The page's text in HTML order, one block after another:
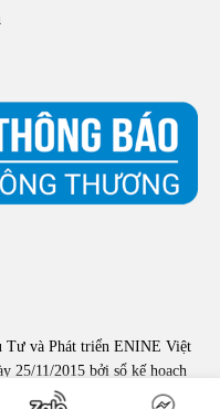
Tư và Phát triển ENINE Việt
25/11/2015 bởi sổ kế hoạch